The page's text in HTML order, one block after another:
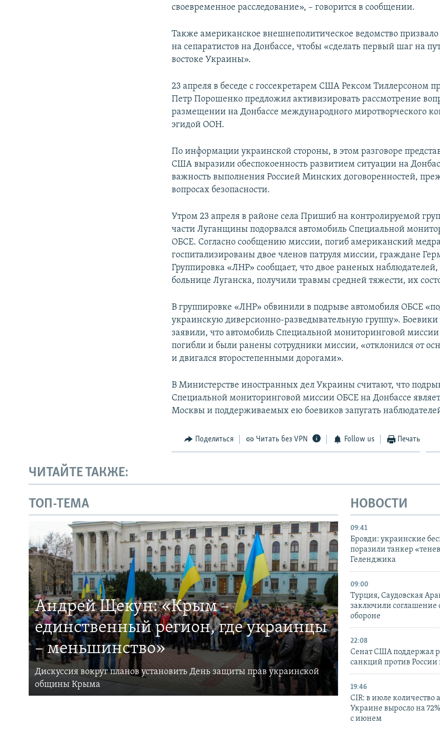
своевременное расследование», – говорится в сообщении.
Также американское внешнеполитическое ведомство
на сепаратистов на Донбассе, чтобы «сделать первый шаг на
востоке Украины».
23 апреля в беседе с госсекретарем США Рексом Тиллерсоном
Петр Порошенко предложил активизировать рассмотрение
размещении на Донбассе международного миротворческого
эгидой ООН.
По информации украинской стороны, в этом разговоре
США выразили обеспокоенность развитием ситуации на
важность выполнения Россией Минских договоренностей,
вопросах безопасности.
Утром 23 апреля в районе села Пришиб на контролируемой
части Луганщины подорвался автомобиль Специальной
ОБСЕ. Согласно сообщению миссии, погиб американский
госпитализированы двое членов патруля миссии, граждане
Группировка «ЛНР» сообщает, что двое раненых
больнице Луганска, получили травмы средней тяжести, их
В группировке «ЛНР» обвинили в подрыве автомобиля ОБСЕ
украинскую диверсионно-разведывательную группу».
заявили, что автомобиль Специальной мониторинговой
погибли и были ранены сотрудники миссии, «отклонился от
и двигался второстепенными дорогами».
В Министерстве иностранных дел Украины считают, что
Специальной мониторинговой миссии ОБСЕ на Донбассе
Москвы и поддерживаемых ею боевиков запугать
Поделиться Читать без VPN Follow us Печать
ЧИТАЙТЕ ТАКЖЕ:
ТОП-ТЕМА
Андрей Щекун: «Крым –
единственный регион, где украинцы
– меньшинство»
Дискуссия вокруг планов установить День защиты прав украинской
общины Крыма
НОВОСТИ
09:41
Бровди: украинские
поразили танкер
Геленджика
09:00
Турция, Саудовская
заключили соглашение
обороне
22:08
Сенат США поддержал
санкций против
19:46
CIR: в июле количество
Украине выросло на
с июнем